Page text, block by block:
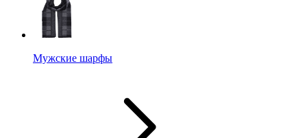
Мужские шарфы